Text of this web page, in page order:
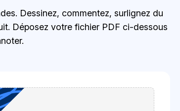
Dessinez, commentez, surlignez du
Déposez votre fichier PDF ci-dessous